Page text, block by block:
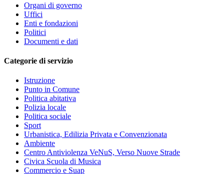
Organi di governo
Uffici
Enti e fondazioni
Politici
Documenti e dati
Categorie di servizio
Istruzione
Punto in Comune
Politica abitativa
Polizia locale
Politica sociale
Sport
Urbanistica, Edilizia Privata e Convenzionata
Ambiente
Centro Antiviolenza VeNuS, Verso Nuove Strade
Civica Scuola di Musica
Commercio e Suap